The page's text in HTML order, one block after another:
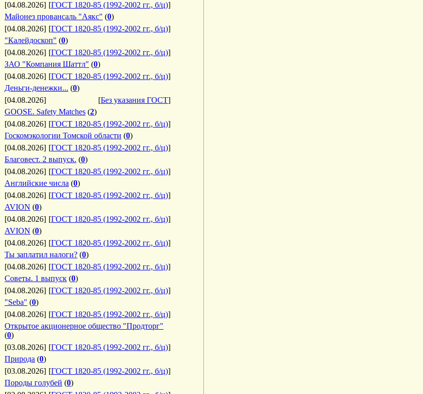
[04.08.2026] [ГОСТ 1820-85 (1992-2002 гг., б/ц)]
Майонез провансаль "Аякс" (0)
[04.08.2026] [ГОСТ 1820-85 (1992-2002 гг., б/ц)]
"Калейдоскоп" (0)
[04.08.2026] [ГОСТ 1820-85 (1992-2002 гг., б/ц)]
ЗАО "Компания Шаттл" (0)
[04.08.2026] [ГОСТ 1820-85 (1992-2002 гг., б/ц)]
Деньги-денежки... (0)
[04.08.2026]
[Без указания ГОСТ]
GOOSE. Safety Matches (2)
[04.08.2026] [ГОСТ 1820-85 (1992-2002 гг., б/ц)]
Госкомэкологии Томской области (0)
[04.08.2026] [ГОСТ 1820-85 (1992-2002 гг., б/ц)]
Благовест. 2 выпуск. (0)
[04.08.2026] [ГОСТ 1820-85 (1992-2002 гг., б/ц)]
Английские числа (0)
[04.08.2026] [ГОСТ 1820-85 (1992-2002 гг., б/ц)]
AVION (0)
[04.08.2026] [ГОСТ 1820-85 (1992-2002 гг., б/ц)]
AVION (0)
[04.08.2026] [ГОСТ 1820-85 (1992-2002 гг., б/ц)]
Ты заплатил налоги? (0)
[04.08.2026] [ГОСТ 1820-85 (1992-2002 гг., б/ц)]
Советы. 1 выпуск (0)
[04.08.2026] [ГОСТ 1820-85 (1992-2002 гг., б/ц)]
"Seba" (0)
[04.08.2026] [ГОСТ 1820-85 (1992-2002 гг., б/ц)]
Открытое акционерное общество "Продторг"
(0)
[03.08.2026] [ГОСТ 1820-85 (1992-2002 гг., б/ц)]
Природа (0)
[03.08.2026] [ГОСТ 1820-85 (1992-2002 гг., б/ц)]
Породы голубей (0)